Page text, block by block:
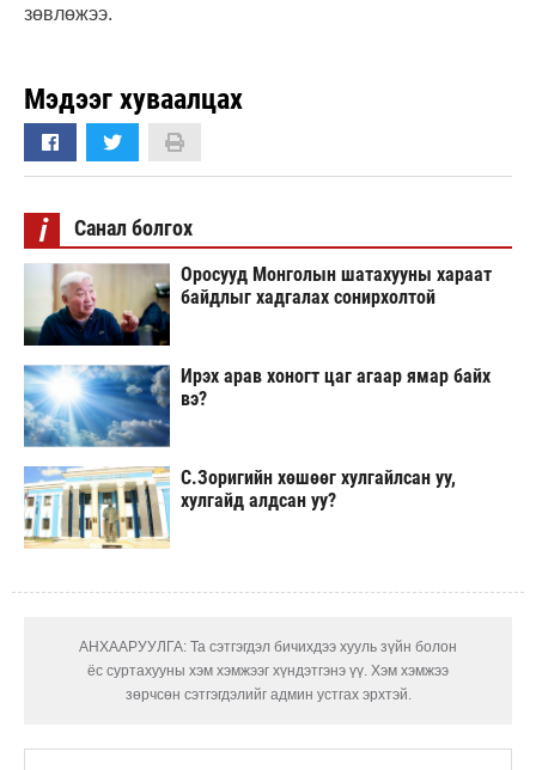
зөвлөжээ.
Мэдээг хуваалцах
i Санал болгох
Оросууд Монголын шатахууны хараат
байдлыг хадгалах сонирхолтой
Ирэх арав хоногт цаг агаар ямар байх
вэ?
С.Зоригийн хөшөөг хулгайлсан уу,
хулгайд алдсан уу?
АНХААРУУЛГА: Та сэтгэгдэл бичихдээ хууль зүйн болон
ёс суртахууны хэм хэмжээг хүндэтгэнэ үү. Хэм хэмжээ
зөрчсөн сэтгэгдэлийг админ устгах эрхтэй.